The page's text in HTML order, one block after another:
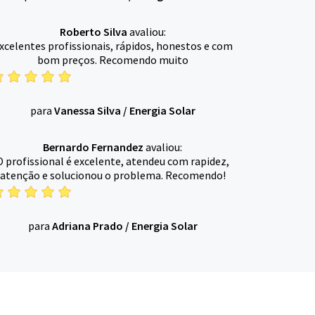
Roberto Silva avaliou:
profissionais, rápidos, honestos e com
bom preços. Recomendo muito
para Vanessa Silva / Energia Solar
Bernardo Fernandez avaliou:
profissional é excelente, atendeu com rapidez,
atenção e solucionou o problema. Recomendo!
para Adriana Prado / Energia Solar